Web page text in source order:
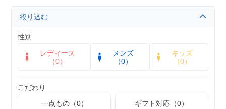
絞り込む
性別
レディース
（0）
メンズ
（0）
キッズ
（0）
こだわり
一点もの（0）
ギフト対応（0）